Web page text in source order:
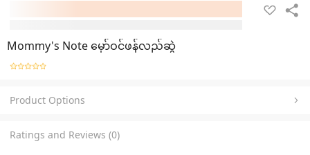
Mommy's Note မှော်ဝင်ဖန်လည်ဆွဲ
Product Options
Ratings and Reviews (0)